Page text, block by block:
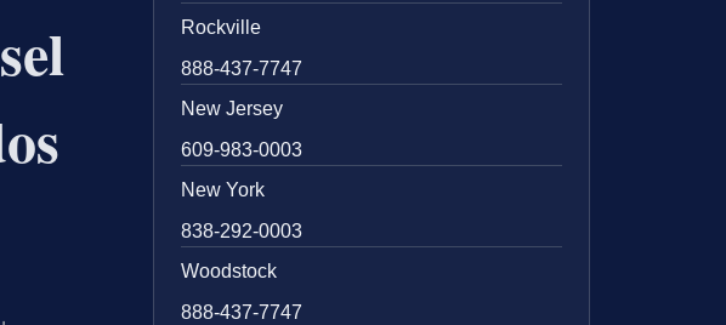
Rockville
888-437-7747
New Jersey
609-983-0003
New York
838-292-0003
Woodstock
888-437-7747